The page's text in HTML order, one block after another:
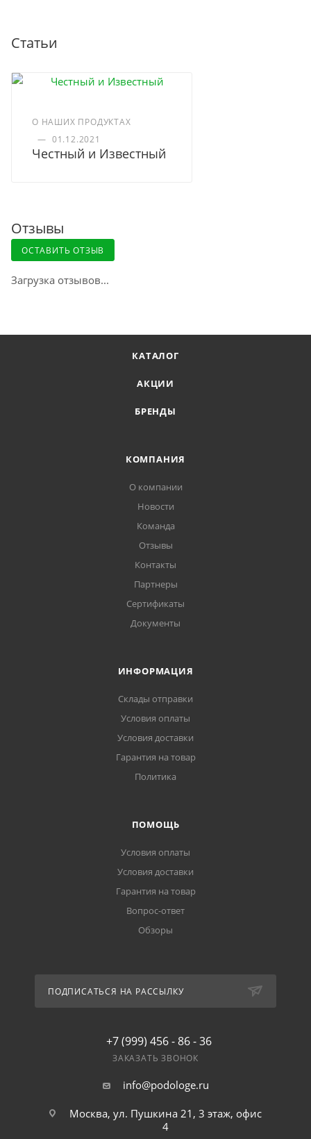
Доставка в отделение Почты России
Статьи
О НАШИХ ПРОДУКТАХ
— 01.12.2021
Честный и Известный
Отзывы
ОСТАВИТЬ ОТЗЫВ
Загрузка отзывов...
КАТАЛОГ
АКЦИИ
БРЕНДЫ
КОМПАНИЯ
О компании
Новости
Команда
Отзывы
Контакты
Партнеры
Сертификаты
Документы
ИНФОРМАЦИЯ
Склады отправки
Условия оплаты
Условия доставки
Гарантия на товар
Политика
ПОМОЩЬ
Условия оплаты
Условия доставки
Гарантия на товар
Вопрос-ответ
Обзоры
ПОДПИСАТЬСЯ НА РАССЫЛКУ
+7 (999) 456 - 86 - 36
ЗАКАЗАТЬ ЗВОНОК
info@podologe.ru
Москва, ул. Пушкина 21, 3 этаж, офис
4